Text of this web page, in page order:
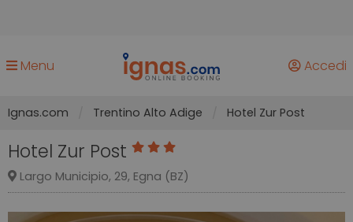
Menu Accedi
Ignas.com Trentino Alto Adige Hotel Zur Post
Hotel Zur Post
Largo Municipio, 29, Egna (BZ)